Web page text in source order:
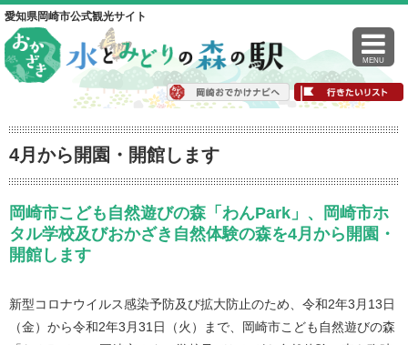
愛知県岡崎市公式観光サイト
MENU
4月から開園・開館します
岡崎市こども自然遊びの森「わんPark」、岡崎市ホ
タル学校及びおかざき自然体験の森を4月から開園・
開館します
新型コロナウイルス感染予防及び拡大防止のため、令和2年3月13日
（金）から令和2年3月31日（火）まで、岡崎市こども自然遊びの森